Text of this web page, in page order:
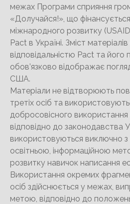
межах Програми сприяння
«Долучайся!», що
міжнародного розвитку
Pact в Україні. Зміст
відповідальністю Pact та його
обов’язково відображає
США.
Матеріали не відтворюють
третіх осіб та
добросовісного використання
відповідно до законодавства
використовуються виключно з
освітньою, інформаційною
розвитку навичок написання
Використання окремих
осіб здійснюється у межах,
метою, відповідно до